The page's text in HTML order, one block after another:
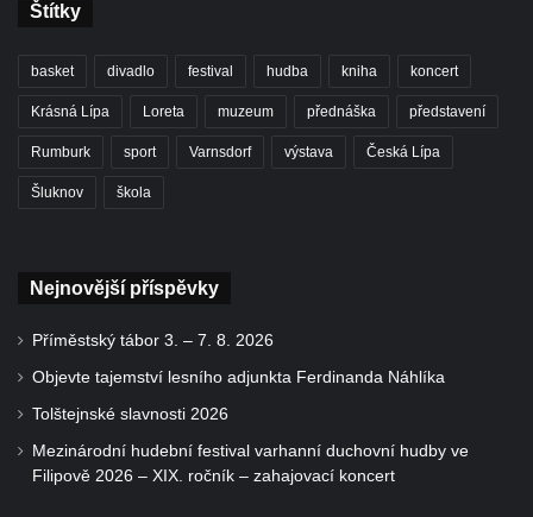
Štítky
basket divadlo festival hudba kniha koncert
Krásná Lípa Loreta muzeum přednáška představení
Rumburk sport Varnsdorf výstava Česká Lípa
Šluknov škola
Nejnovější příspěvky
Příměstský tábor 3. – 7. 8. 2026
Objevte tajemství lesního adjunkta Ferdinanda Náhlíka
Tolštejnské slavnosti 2026
Mezinárodní hudební festival varhanní duchovní hudby ve
Filipově 2026 – XIX. ročník – zahajovací koncert